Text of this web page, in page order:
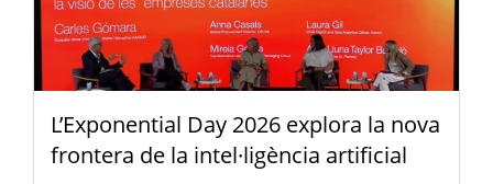
L’Exponential Day 2026 explora la nova
frontera de la intel·ligència artificial